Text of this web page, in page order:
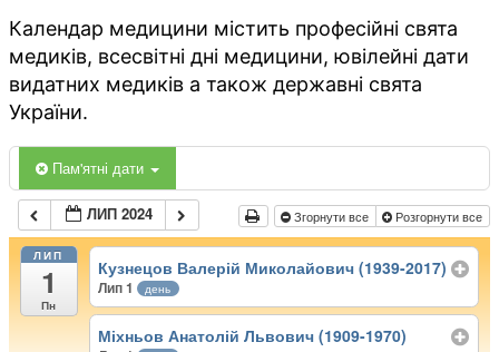
Календар медицини містить професійні свята
медиків, всесвітні дні медицини, ювілейні дати
видатних медиків а також державні свята
України.
Пам'ятні дати
ЛИП 2024 Згорнути все Розгорнути все
ЛИП
1
Пн
Кузнецов Валерій Миколайович (1939-2017)
Лип 1 день
Міхньов Анатолій Львович (1909-1970)